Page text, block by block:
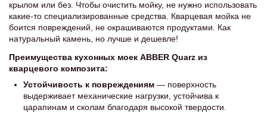
крылом или без. Чтобы очистить мойку, не нужно использовать
какие-то специализированные средства. Кварцевая мойка не
боится повреждений, не окрашиваются продуктами. Как
натуральный камень, но лучше и дешевле!
Преимущества кухонных моек ABBER Quarz из
кварцевого композита:
Устойчивость к повреждениям — поверхность
выдерживает механические нагрузки, устойчива к
царапинам и сколам благодаря высокой твердости.